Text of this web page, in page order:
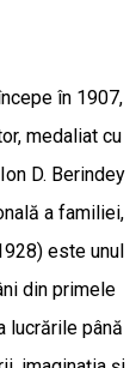
în 1907,
medaliat cu
D. Berindey
a familiei,
este unul
din primele
lucrările până